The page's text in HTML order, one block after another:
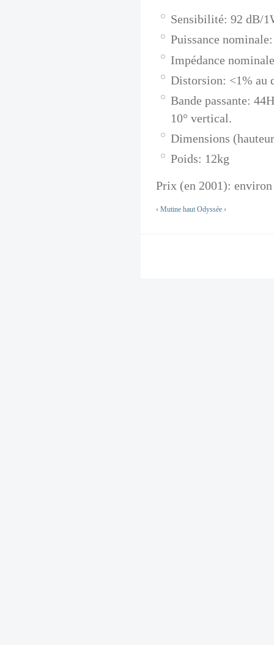
Sensibilité: 92 dB/
Puissance
Impédance
Distorsion: <1% au
Bande passante:
10° vertical.
Dimensions
Poids: 12kg
Prix (en 2001): environ
‹ Mutine haut Odyssée ›